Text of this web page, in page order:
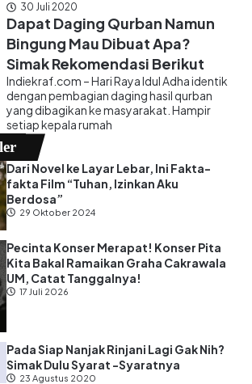
30 Juli 2020
Dapat Daging Qurban Namun
Bingung Mau Dibuat Apa?
Simak Rekomendasi Berikut
Indiekraf.com – Hari Raya Idul Adha identik
dengan pembagian daging hasil qurban
yang dibagikan ke masyarakat. Hampir
setiap kepala rumah
Dari Novel ke Layar Lebar, Ini Fakta-
fakta Film “Tuhan, Izinkan Aku
Berdosa”
29 Oktober 2024
Pecinta Konser Merapat! Konser Pita
Kita Bakal Ramaikan Graha Cakrawala
UM, Catat Tanggalnya!
17 Juli 2026
Pada Siap Nanjak Rinjani Lagi Gak Nih?
Simak Dulu Syarat -Syaratnya
23 Agustus 2020